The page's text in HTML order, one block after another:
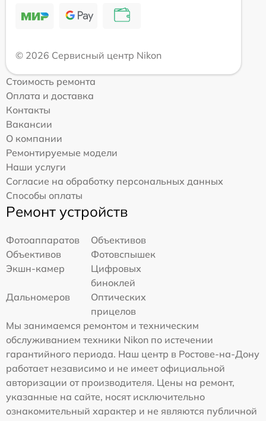
© 2026 Сервисный центр Nikon
Стоимость ремонта
Оплата и доставка
Контакты
Вакансии
О компании
Ремонтируемые модели
Наши услуги
Согласие на обработку персональных данных
Способы оплаты
Ремонт устройств
Фотоаппаратов
Объективов
Объективов
Фотовспышек
Экшн-камер
Цифровых
биноклей
Дальномеров
Оптических
прицелов
Мы занимаемся ремонтом и техническим
обслуживанием техники Nikon по истечении
гарантийного периода. Наш центр в Ростове-на-Дону
работает независимо и не имеет официальной
авторизации от производителя. Цены на ремонт,
указанные на сайте, носят исключительно
ознакомительный характер и не являются публичной